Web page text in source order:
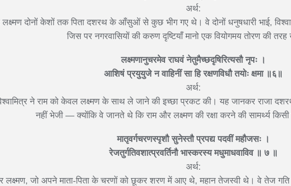
अर्थ:
दोनों केशों तक पिता दशरथ के आँसुओं से कुछ भीग गए थे। वे दोनों धनुषधारी भाई,
जिस पर नगरवासियों की करुण दृष्टियाँ मानो एक वियोगमय तोरण की तरह
लक्ष्मणानुचरमेव राघवं नेतुमैच्छदृषिरित्यसौ नृपः ।
आशिषं प्रयुयुजे न वाहिनीं सा हि रक्षणविधौ तयोः क्षमा ॥६॥
अर्थ:
ने राम को केवल लक्ष्मण के साथ ले जाने की इच्छा प्रकट की। यह जानकर राजा
नहीं भेजी — क्योंकि वे जानते थे कि राम और लक्ष्मण की रक्षा करने की सामर्थ्य किसी
मातृवर्गचरणस्पृशौ सुनेस्तौ प्रपद्य पदवीं महौजसः ।
रेजतुर्गतिवशात्प्रवर्तिनौ भास्करस्य मधुमाधवाविव ॥ ७ ॥
अर्थ:
लक्ष्मण, जो अपने माता-पिता के चरणों को छूकर शरण में आए थे, महान तेजस्वी थे। वे तेज